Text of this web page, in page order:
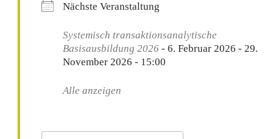
Nächste Veranstaltung
Systemisch transaktionsanalytische
Basisausbildung 2026 - 6. Februar 2026 - 29.
November 2026 - 15:00
Alle anzeigen